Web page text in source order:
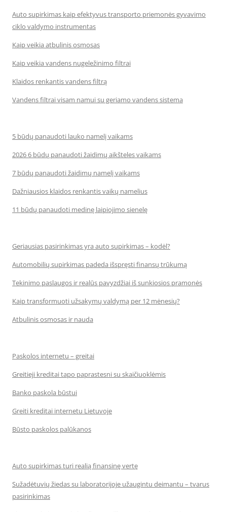
Auto supirkimas kaip efektyvus transporto priemonės gyvavimo
ciklo valdymo instrumentas
Kaip veikia atbulinis osmosas
Kaip veikia vandens nugeležinimo filtrai
Klaidos renkantis vandens filtrą
Vandens filtrai visam namui su geriamo vandens sistema
5 būdų panaudoti lauko namelį vaikams
2026 6 būdų panaudoti žaidimų aikšteles vaikams
7 būdų panaudoti žaidimų namelį vaikams
Dažniausios klaidos renkantis vaikų namelius
11 būdų panaudoti medinę laipiojimo sienelę
Geriausias pasirinkimas yra auto supirkimas – kodėl?
Automobilių supirkimas padeda išspręsti finansų trūkumą
Tekinimo paslaugos ir realūs pavyzdžiai iš sunkiosios pramonės
Kaip transformuoti užsakymų valdymą per 12 mėnesių?
Atbulinis osmosas ir nauda
Paskolos internetu – greitai
Greitieji kreditai tapo paprastesni su skaičiuoklėmis
Banko paskola būstui
Greiti kreditai internetu Lietuvoje
Būsto paskolos palūkanos
Auto supirkimas turi realią finansinę vertę
Sužadėtuvių žiedas su laboratorijoje užaugintu deimantu – tvarus
pasirinkimas